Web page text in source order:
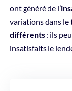
ont généré de l’
variations dans le
différents : ils
insatisfaits le